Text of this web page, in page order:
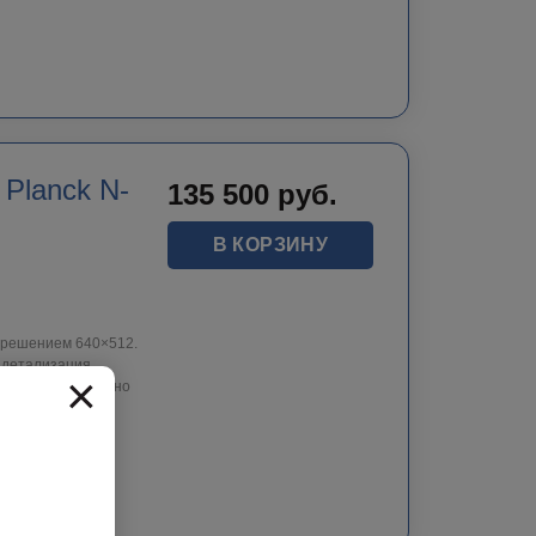
N-
640×512.
тем, кому важно
135 500 руб.
В КОРЗИНУ
×